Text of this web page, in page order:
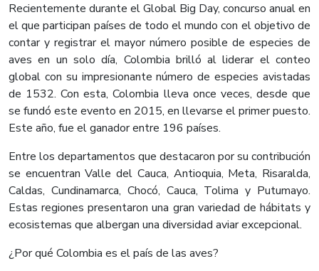
Recientemente durante el Global Big Day, concurso anual en
el que participan países de todo el mundo con el objetivo de
contar y registrar el mayor número posible de especies de
aves en un solo día, Colombia brilló al liderar el conteo
global con su impresionante número de especies avistadas
de 1532. Con esta, Colombia lleva once veces, desde que
se fundó este evento en 2015, en llevarse el primer puesto.
Este año, fue el ganador entre 196 países.
Entre los departamentos que destacaron por su contribución
se encuentran Valle del Cauca, Antioquia, Meta, Risaralda,
Caldas, Cundinamarca, Chocó, Cauca, Tolima y Putumayo.
Estas regiones presentaron una gran variedad de hábitats y
ecosistemas que albergan una diversidad aviar excepcional.
¿Por qué Colombia es el país de las aves?